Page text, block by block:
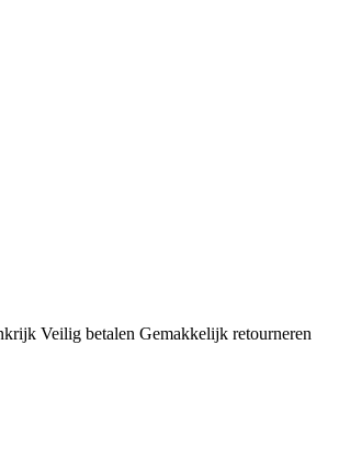
Veilig betalen Gemakkelijk retourneren